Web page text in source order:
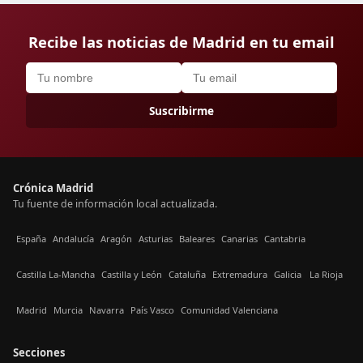
Recibe las noticias de Madrid en tu email
Suscribirme
Crónica Madrid
Tu fuente de información local actualizada.
España Andalucía Aragón Asturias Baleares Canarias Cantabria
Castilla La-Mancha Castilla y León Cataluña Extremadura Galicia La Rioja
Madrid Murcia Navarra País Vasco Comunidad Valenciana
Secciones